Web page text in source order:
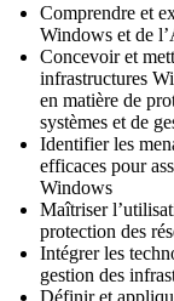
Comprendre et
Windows et de
Concevoir et
infrastructures
en matière de
systèmes et de
Identifier les
efficaces pour
Windows
Maîtriser
protection des
Intégrer les
gestion des
Définir et